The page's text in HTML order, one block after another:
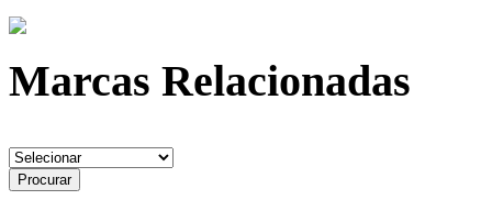
Marcas Relacionadas